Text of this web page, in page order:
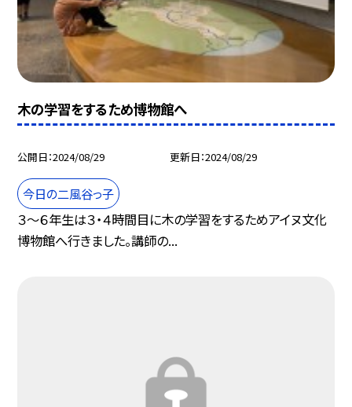
木の学習をするため博物館へ
公開日 2024/08/29 更新日 2024/08/29
今日の二風谷っ子
３～６年生は３・４時間目に木の学習をするためアイヌ文化
博物館へ行きました。講師の...